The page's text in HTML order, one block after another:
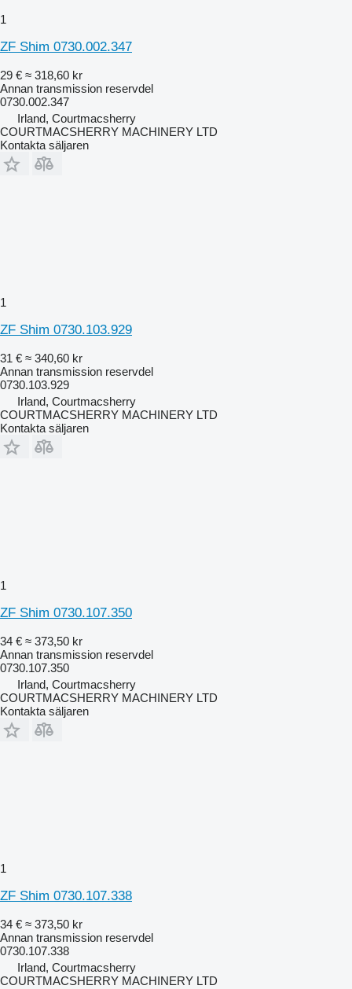
1
ZF Shim 0730.002.347
29 € ≈ 318,60 kr
Annan transmission reservdel
0730.002.347
Irland, Courtmacsherry
COURTMACSHERRY MACHINERY LTD
Kontakta säljaren
1
ZF Shim 0730.103.929
31 € ≈ 340,60 kr
Annan transmission reservdel
0730.103.929
Irland, Courtmacsherry
COURTMACSHERRY MACHINERY LTD
Kontakta säljaren
1
ZF Shim 0730.107.350
34 € ≈ 373,50 kr
Annan transmission reservdel
0730.107.350
Irland, Courtmacsherry
COURTMACSHERRY MACHINERY LTD
Kontakta säljaren
1
ZF Shim 0730.107.338
34 € ≈ 373,50 kr
Annan transmission reservdel
0730.107.338
Irland, Courtmacsherry
COURTMACSHERRY MACHINERY LTD